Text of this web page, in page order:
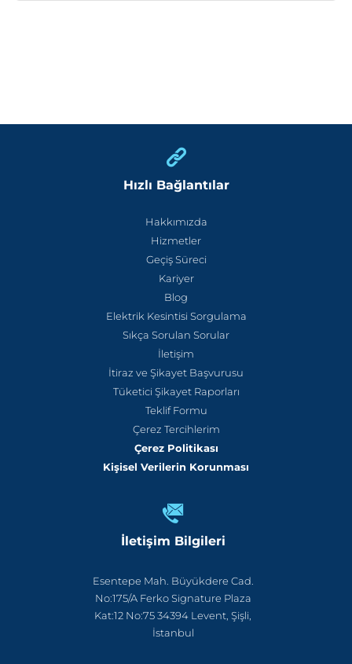
Hızlı Bağlantılar
Hakkımızda
Hizmetler
Geçiş Süreci
Kariyer
Blog
Elektrik Kesintisi Sorgulama
Sıkça Sorulan Sorular
İletişim
İtiraz ve Şikayet Başvurusu
Tüketici Şikayet Raporları
Teklif Formu
Çerez Tercihlerim
Çerez Politikası
Kişisel Verilerin Korunması
İletişim Bilgileri
Esentepe Mah. Büyükdere Cad.
No:175/A Ferko Signature Plaza
Kat:12 No:75 34394 Levent, Şişli,
İstanbul